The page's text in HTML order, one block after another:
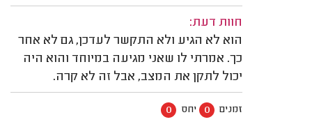
חוות דעת:
הוא לא הגיע ולא התקשר לעדכן, גם לא אחר
כך. אמרתי לו שאני מגיעה במיוחד והוא היה
יכול לתקן את המצב, אבל זה לא קרה.
זמנים 0 יחס 0